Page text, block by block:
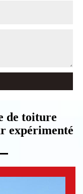
de toiture
expérimenté